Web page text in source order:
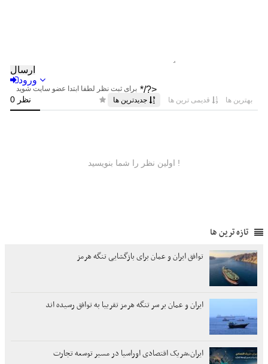
تازه ترین ها
توافق ایران و عمان برای بازگشایی تنگه هرمز
ایران و عمان بر سر تنگه هرمز تقریبا به توافق رسیده اند
ایران،شریک اقتصادی اوراسیا در مسیر توسعه تجارت